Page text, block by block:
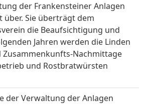
der Frankensteiner Anlagen
über. Sie überträgt dem
die Beaufsichtigung und
Jahren werden die Linden
Nachmittage
und Rostbratwürsten
der Verwaltung der Anlagen